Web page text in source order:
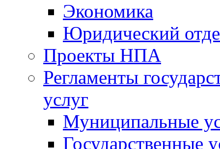
Экономика
Юридический
Проекты НПА
Регламенты
услуг
Муниципальные
Государственные